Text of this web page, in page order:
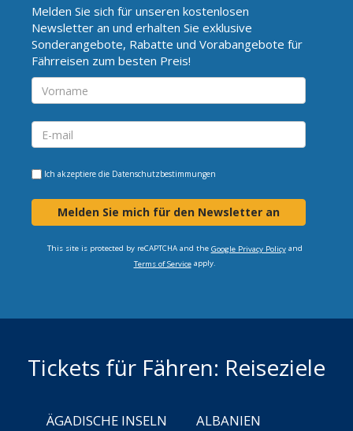
Melden Sie sich für unseren kostenlosen
Newsletter an und erhalten Sie exklusive
Sonderangebote, Rabatte und Vorabangebote für
Fährreisen zum besten Preis!
Ich akzeptiere die Datenschutzbestimmungen
Melden Sie mich für den Newsletter an
This site is protected by reCAPTCHA and the Google Privacy Policyand
Terms of Serviceapply.
Tickets für Fähren: Reiseziele
ÄGADISCHE INSELN
ALBANIEN